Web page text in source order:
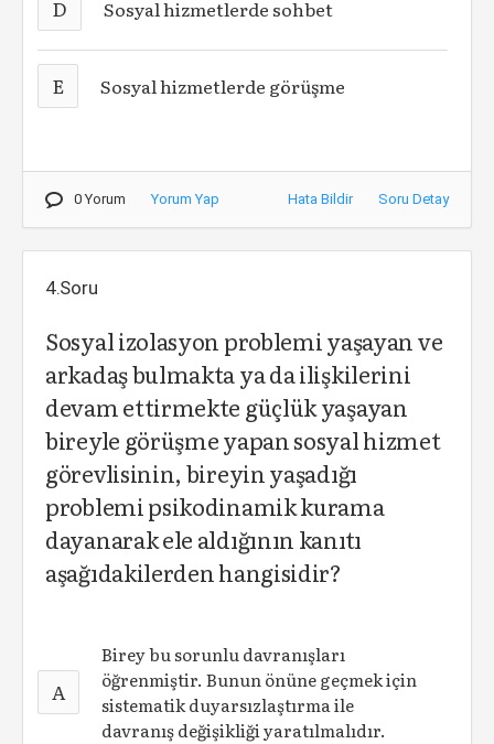
D Sosyal hizmetlerde sohbet
E Sosyal hizmetlerde görüşme
0 Yorum Yorum Yap Hata Bildir Soru Detay
4.Soru
Sosyal izolasyon problemi yaşayan ve
arkadaş bulmakta ya da ilişkilerini
devam ettirmekte güçlük yaşayan
bireyle görüşme yapan sosyal hizmet
görevlisinin, bireyin yaşadığı
problemi psikodinamik kurama
dayanarak ele aldığının kanıtı
aşağıdakilerden hangisidir?
A
Birey bu sorunlu davranışları
öğrenmiştir. Bunun önüne geçmek için
sistematik duyarsızlaştırma ile
davranış değişikliği yaratılmalıdır.